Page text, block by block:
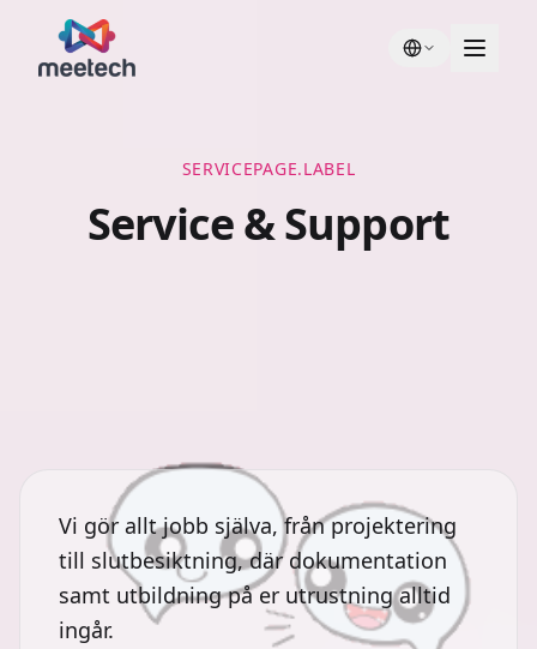
SERVICEPAGE.LABEL
Service & Support
Vi gör allt jobb själva, från projektering
till slutbesiktning, där dokumentation
samt utbildning på er utrustning alltid
ingår.